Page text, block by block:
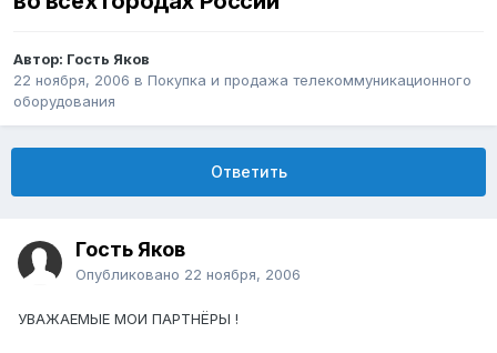
Автор: Гость Яков
22 ноября, 2006 в Покупка и продажа телекоммуникационного
оборудования
Ответить
Гость Яков
Опубликовано 22 ноября, 2006
УВАЖАЕМЫЕ МОИ ПАРТНЁРЫ !